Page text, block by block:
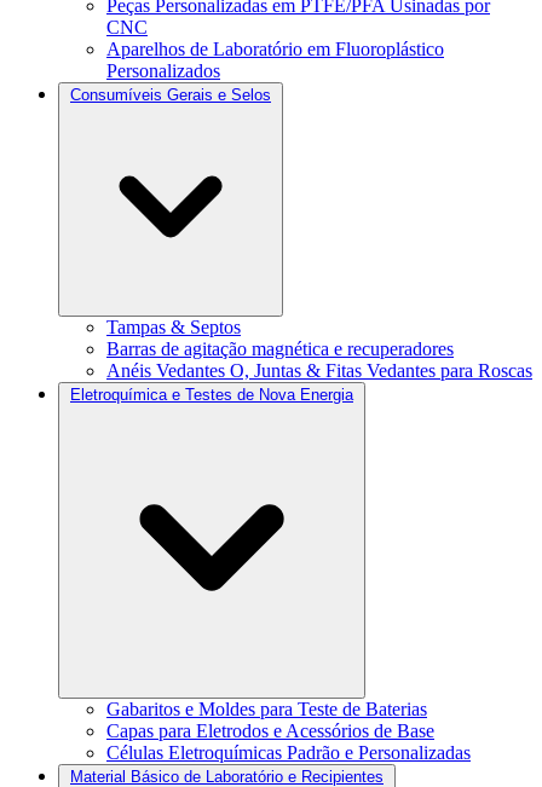
Peças Personalizadas em PTFE/PFA Usinadas por
CNC
Aparelhos de Laboratório em Fluoroplástico
Personalizados
Consumíveis Gerais e Selos
Tampas & Septos
Barras de agitação magnética e recuperadores
Anéis Vedantes O, Juntas & Fitas Vedantes para Roscas
Eletroquímica e Testes de Nova Energia
Gabaritos e Moldes para Teste de Baterias
Capas para Eletrodos e Acessórios de Base
Células Eletroquímicas Padrão e Personalizadas
Material Básico de Laboratório e Recipientes